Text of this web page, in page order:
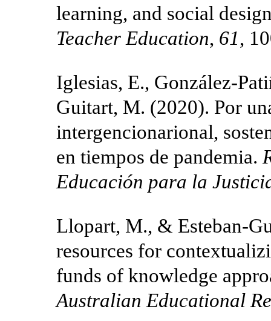
learning, and social
Teacher Education, 61,
Iglesias, E., González-
Guitart, M. (2020). Por
intergencionarional,
en tiempos de pandemia.
Educación para la
Llopart, M., & Esteban-
resources for
funds of knowledge
Australian Educational